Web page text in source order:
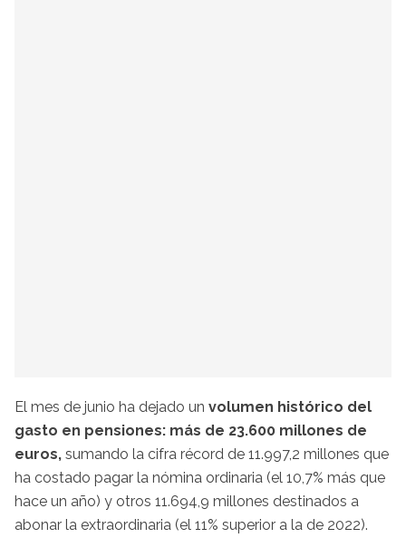
El mes de junio ha dejado un volumen histórico del
gasto en pensiones: más de 23.600 millones de
euros, sumando la cifra récord de 11.997,2 millones que
ha costado pagar la nómina ordinaria (el 10,7% más que
hace un año) y otros 11.694,9 millones destinados a
abonar la extraordinaria (el 11% superior a la de 2022).